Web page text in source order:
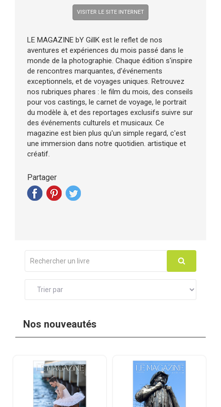
VISITER LE SITE INTERNET
LE MAGAZINE bY GillK est le reflet de nos
aventures et expériences du mois passé dans le
monde de la photographie. Chaque édition s'inspire
de rencontres marquantes, d'événements
exceptionnels, et de voyages uniques. Retrouvez
nos rubriques phares : le film du mois, des conseils
pour vos castings, le carnet de voyage, le portrait
du modèle à, et des reportages exclusifs suivre sur
des événements culturels et musicaux. Ce
magazine est bien plus qu'un simple regard, c'est
une immersion dans notre quotidien. artistique et
créatif.
Partager
Nos nouveautés